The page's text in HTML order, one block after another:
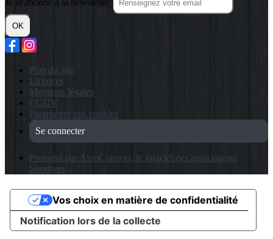
Je m'abonne à la newsletter
OK
Plan du site
Licences
Mentions légales
CGUV
Paramétrer vos cookies
Se connecter
Propulsé par AssoConnect, le logiciel des associations
Sportives
Notification lors de la collecte
Vos choix en matière de confidentialité